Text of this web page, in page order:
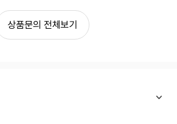
상품문의 전체보기